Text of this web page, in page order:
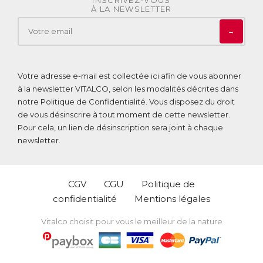
À LA NEWSLETTER
→
Votre adresse e-mail est collectée ici afin de vous abonner
à la newsletter VITALCO, selon les modalités décrites dans
notre Politique de Confidentialité. Vous disposez du droit
de vous désinscrire à tout moment de cette newsletter.
Pour cela, un lien de désinscription sera joint à chaque
newsletter.
CGV CGU
Politique de
confidentialité
Mentions légales
Vitalco choisit pour vous le meilleur de la nature